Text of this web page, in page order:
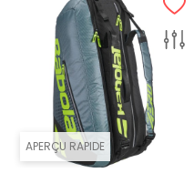
APERÇU RAPIDE